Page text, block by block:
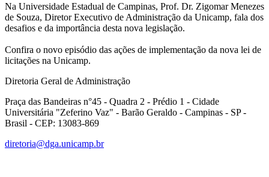
Na Universidade Estadual de Campinas, Prof. Dr. Zigomar Menezes
de Souza, Diretor Executivo de Administração da Unicamp, fala dos
desafios e da importância desta nova legislação.
Confira o novo episódio das ações de implementação da nova lei de
licitações na Unicamp.
Diretoria Geral de Administração
Praça das Bandeiras n°45 - Quadra 2 - Prédio 1 - Cidade
Universitária "Zeferino Vaz" - Barão Geraldo - Campinas - SP -
Brasil - CEP: 13083-869
diretoria@dga.unicamp.br